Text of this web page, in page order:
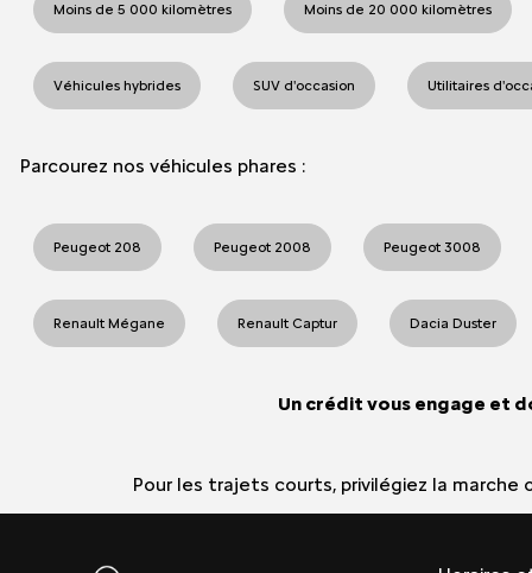
Moins de 5 000 kilomètres Moins de 20 000 kilomètres
Véhicules hybrides SUV d'occasion Utilitaires
Parcourez nos véhicules phares :
Peugeot 208 Peugeot 2008 Peugeot 3008
Renault Mégane Renault Captur Dacia Duster
Un crédit vous engage et
Pour les trajets courts, privilégiez la marche